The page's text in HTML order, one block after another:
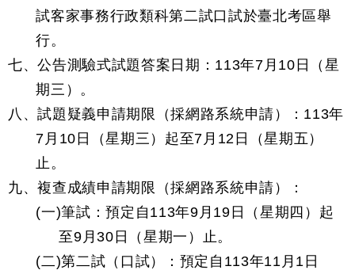
試客家事務行政類科第二試口試於臺北考區舉
行。
七、公告測驗式試題答案日期：113年7月10日（星
期三）。
八、試題疑義申請期限（採網路系統申請）：113年
7月10日（星期三）起至7月12日（星期五）
止。
九、複查成績申請期限（採網路系統申請）：
(一)筆試：預定自113年9月19日（星期四）起
至9月30日（星期一）止。
(二)第二試（口試）：預定自113年11月1日